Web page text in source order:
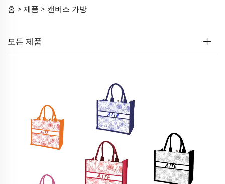
홈 > 제품 > 캔버스 가방
모든 제품